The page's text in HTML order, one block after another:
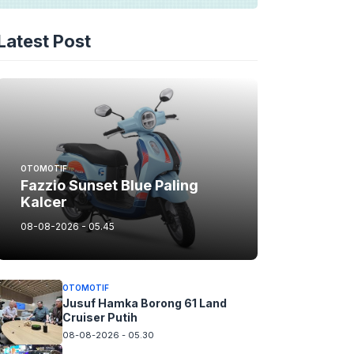
Post
OTOMOTIF
Fazzio Sunset Blue Paling
Kalcer
08-08-2026 - 05.45
OTOMOTIF
Jusuf Hamka Borong 61 Land
Cruiser Putih
08-08-2026 - 05.30